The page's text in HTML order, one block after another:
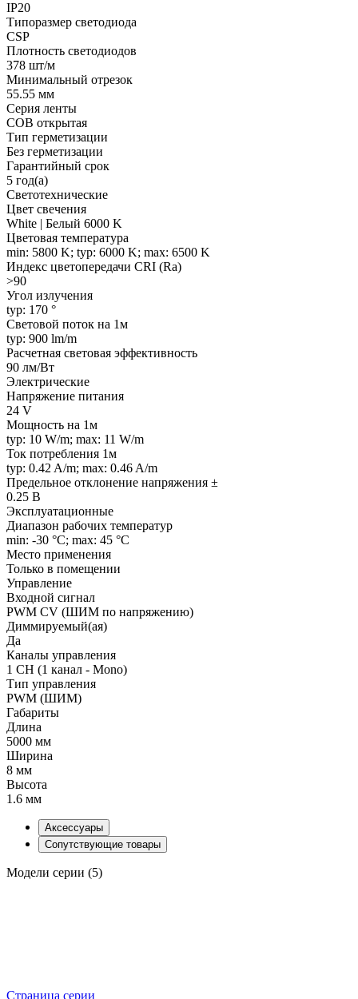
IP20
Типоразмер светодиода
CSP
Плотность светодиодов
378 шт/м
Минимальный отрезок
55.55 мм
Серия ленты
COB открытая
Тип герметизации
Без герметизации
Гарантийный срок
5 год(а)
Светотехнические
Цвет свечения
White | Белый 6000 K
Цветовая температура
min: 5800 K; typ: 6000 K; max: 6500 K
Индекс цветопередачи CRI (Ra)
>90
Угол излучения
typ: 170 °
Световой поток на 1м
typ: 900 lm/m
Расчетная световая эффективность
90 лм/Вт
Электрические
Напряжение питания
24 V
Мощность на 1м
typ: 10 W/m; max: 11 W/m
Ток потребления 1м
typ: 0.42 A/m; max: 0.46 A/m
Предельное отклонение напряжения ±
0.25 В
Эксплуатационные
Диапазон рабочих температур
min: -30 °C; max: 45 °C
Место применения
Только в помещении
Управление
Входной сигнал
PWM СV (ШИМ по напряжению)
Диммируемый(ая)
Да
Каналы управления
1 CH (1 канал - Mono)
Тип управления
PWM (ШИМ)
Габариты
Длина
5000 мм
Ширина
8 мм
Высота
1.6 мм
Аксессуары
Сопутствующие товары
Модели серии (5)
Страница серии